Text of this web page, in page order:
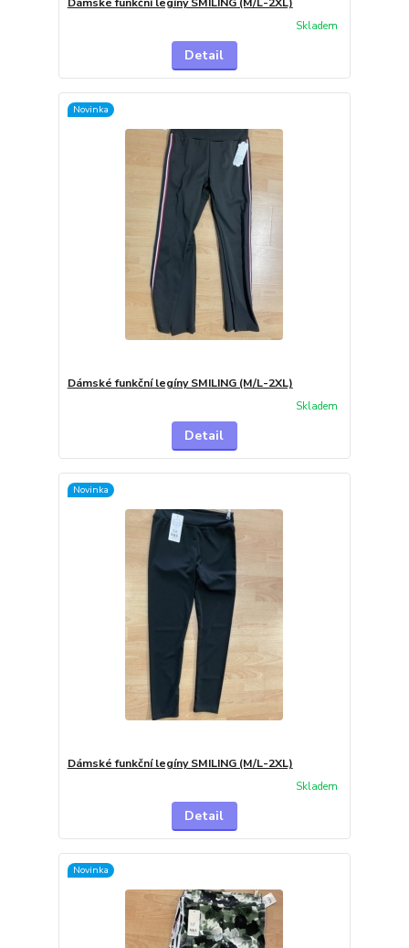
Skladem
Detail
Novinka
Dámské funkční legíny SMILING (M/L-2XL)
Skladem
Detail
Novinka
Dámské funkční legíny SMILING (M/L-2XL)
Skladem
Detail
Novinka